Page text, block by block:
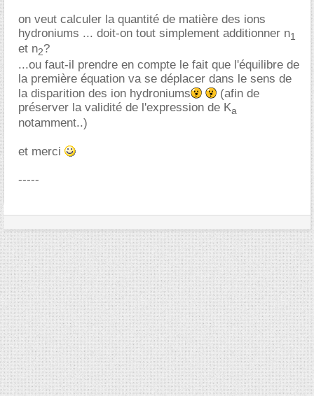
on veut calculer la quantité de matière des ions
hydroniums ... doit-on tout simplement additionner n1
et n2?
...ou faut-il prendre en compte le fait que l'équilibre de
la première équation va se déplacer dans le sens de
la disparition des ion hydroniums
(afin de
préserver la validité de l'expression de Ka
notamment..)
et merci
-----